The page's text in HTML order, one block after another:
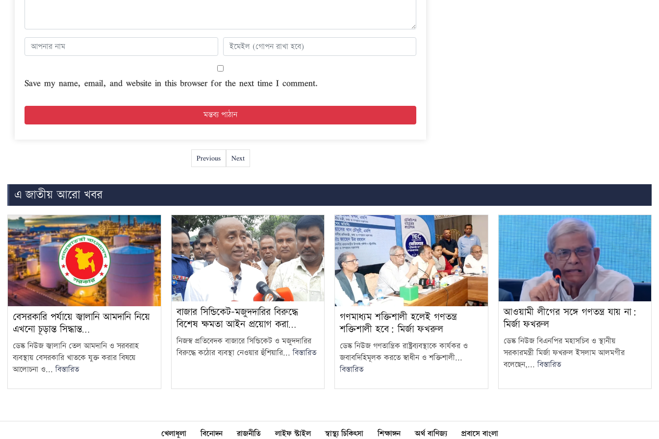
Save my name, email, and website in this browser for the next time I comment.
Previous Next
এ জাতীয় আরো খবর
বেসরকারি পর্যায়ে জ্বালানি আমদানি নিয়ে
এখনো চূড়ান্ত সিদ্ধান্ত…
ডেস্ক নিউজ জ্বালানি তেল আমদানি ও সরবরাহ
ব্যবস্থায় বেসরকারি খাতকে যুক্ত করার বিষয়ে
আলোচনা ও...বিস্তারিত
বাজার সিন্ডিকেট-মজুদদারির বিরুদ্ধে
বিশেষ ক্ষমতা আইন প্রয়োগ করা…
নিজস্ব প্রতিবেদক বাজারে সিন্ডিকেট ও মজুদদারির
বিরুদ্ধে কঠোর ব্যবস্থা নেওয়ার হুঁশিয়ারি...বিস্তারিত
গণমাধ্যম শক্তিশালী হলেই গণতন্ত্র
শক্তিশালী হবে: মির্জা ফখরুল
ডেস্ক নিউজ গণতান্ত্রিক রাষ্ট্রব্যবস্থাকে কার্যকর ও
জবাবদিহিমূলক করতে স্বাধীন ও শক্তিশালী...
বিস্তারিত
আওয়ামী লীগের সঙ্গে গণতন্ত্র যায় না:
মির্জা ফখরুল
ডেস্ক নিউজ বিএনপির মহাসচিব ও স্থানীয়
সরকারমন্ত্রী মির্জা ফখরুল ইসলাম আলমগীর
বলেছেন,...বিস্তারিত
খেলাধুলা বিনোদন রাজনীতি লাইফ স্টাইল স্বাস্থ্য চিকিৎসা শিক্ষাঙ্গন অর্থ বাণিজ্য প্রবাসে বাংলা